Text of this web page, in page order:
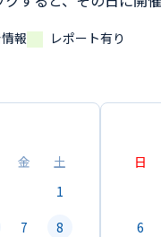
報 レポート有り
金
土
1
7
8
日
6